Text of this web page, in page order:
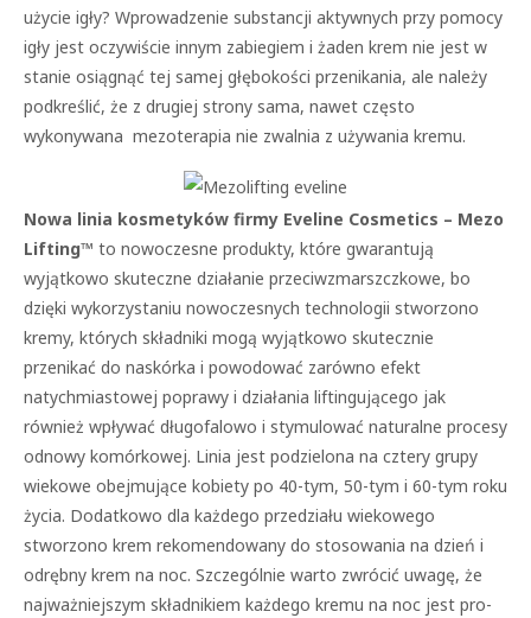
użycie igły? Wprowadzenie substancji aktywnych przy pomocy
igły jest oczywiście innym zabiegiem i żaden krem nie jest w
stanie osiągnąć tej samej głębokości przenikania, ale należy
podkreślić, że z drugiej strony sama, nawet często
wykonywana mezoterapia nie zwalnia z używania kremu.
Nowa linia kosmetyków firmy Eveline Cosmetics – Mezo
Lifting™ to nowoczesne produkty, które gwarantują
wyjątkowo skuteczne działanie przeciwzmarszczkowe, bo
dzięki wykorzystaniu nowoczesnych technologii stworzono
kremy, których składniki mogą wyjątkowo skutecznie
przenikać do naskórka i powodować zarówno efekt
natychmiastowej poprawy i działania liftingującego jak
również wpływać długofalowo i stymulować naturalne procesy
odnowy komórkowej. Linia jest podzielona na cztery grupy
wiekowe obejmujące kobiety po 40-tym, 50-tym i 60-tym roku
życia. Dodatkowo dla każdego przedziału wiekowego
stworzono krem rekomendowany do stosowania na dzień i
odrębny krem na noc. Szczególnie warto zwrócić uwagę, że
najważniejszym składnikiem każdego kremu na noc jest pro-